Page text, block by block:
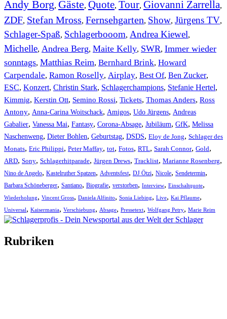
Andy Borg, Gäste, Quote, Tour, Giovanni Zarrella,
ZDF, Stefan Mross, Fernsehgarten, Show, Jürgens TV,
Schlager-Spaß, Schlagerbooom, Andrea Kiewel,
Michelle, Andrea Berg, Maite Kelly, SWR, Immer wieder
sonntags, Matthias Reim, Bernhard Brink, Howard
Carpendale, Ramon Roselly, Airplay, Best Of, Ben Zucker,
ESC, Konzert, Christin Stark, Schlagerchampions, Stefanie Hertel,
Kimmig, Kerstin Ott, Semino Rossi, Tickets, Thomas Anders, Ross
Antony, Anna-Carina Woitschack, Amigos, Udo Jürgens, Andreas
Gabalier, Vanessa Mai, Fantasy, Corona-Absage, Jubiläum, GfK, Melissa
Naschenweng, Dieter Bohlen, Geburtstag, DSDS, Eloy de Jong, Schlager des
Monats, Eric Philippi, Peter Maffay, tot, Fotos, RTL, Sarah Connor, Gold,
ARD, Sony, Schlagerhitparade, Jürgen Drews, Tracklist, Marianne Rosenberg,
Nino de Angelo, Kastelruther Spatzen, Adventsfest, DJ Ötzi, Nicole, Sendetermin,
Barbara Schöneberger, Santiano, Biografie, verstorben, Interview, Einschaltquote,
Wiederholung, Vincent Gross, Daniela Alfinito, Sonia Liebing, Live, Kai Pflaume,
Universal, Kaisermania, Verschiebung, Absage, Pressetext, Wolfgang Petry, Marie Reim
Rubriken